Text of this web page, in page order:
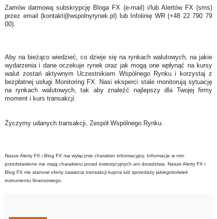
Zamów darmową subskrypcję Bloga FX (e-mail) i/lub Alertów FX (sms)
przez email (kontakt@wspolnyrynek.pl) lub Infolinię WR (+48 22 790 79
00).
Aby na bieżąco wiedzieć, co dzieje się na rynkach walutowych, na jakie
wydarzenia i dane oczekuje rynek oraz jak mogą one wpłynąć na kursy
walut zostań aktywnym Uczestnikiem Wspólnego Rynku i korzystaj z
bezpłatnej usługi Monitoring FX. Nasi eksperci stale monitorują sytuację
na rynkach walutowych, tak aby znaleźć najlepszy dla Twojej firmy
moment i kurs transakcji.
Życzymy udanych transakcji, Zespół Wspólnego Rynku.
Nasze Alerty FX i Blog FX ma wyłącznie charakter informacyjny. Informacje w nim
przedstawione nie mają charakteru porad inwestycyjnych ani doradztwa. Nasze Alerty FX i
Blog FX nie stanowi oferty zawarcia transakcji kupna lub sprzedaży jakiegokolwiek
instrumentu finansowego.